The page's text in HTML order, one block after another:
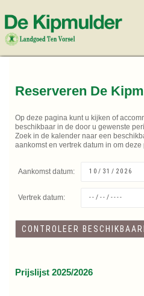
Reserveren De
Op deze pagina kunt u kijken of
beschikbaar in de door u gewenste
Zoek in de kalender naar een
aankomst en vertrek datum in om deze
Aankomst datum:
Vertrek datum:
Prijslijst 2025/2026